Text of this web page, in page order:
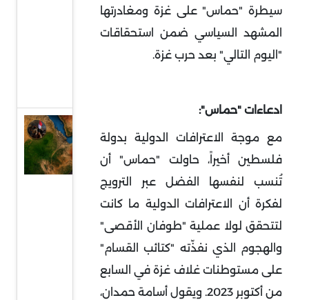
سيطرة "حماس" على غزة ومغادرتها
المشهد السياسي ضمن استحقاقات
"اليوم التالي" بعد حرب غزة.
ادعاءات "حماس":
مع موجة الاعترافات الدولية بدولة
فلسطين أخيراً، حاولت "حماس" أن
تُنسب لنفسها الفضل عبر الترويج
لفكرة أن الاعترافات الدولية ما كانت
لتتحقق لولا عملية "طوفان الأقصى"
والهجوم الذي نفذّته "كتائب القسام"
على مستوطنات غلاف غزة في السابع
من أكتوبر 2023. ويقول أسامة حمدان،
صعب
وهيكلة
في قلب
التمدد
الإيراني:
معركة
النفوذ
على
البحر
الأحمر